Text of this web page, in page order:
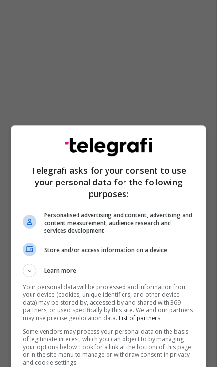
Mujë Krasniqi
Telegrafi asks for your consent to use
your personal data for the following
purposes:
Personalised advertising and content, advertising and
content measurement, audience research and
services development
Store and/or access information on a device
Learn more
Your personal data will be processed and information from
your device (cookies, unique identifiers, and other device
data) may be stored by, accessed by and shared with 369
partners, or used specifically by this site. We and our partners
may use precise geolocation data. List of partners.
Some vendors may process your personal data on the basis
of legitimate interest, which you can object to by managing
your options below. Look for a link at the bottom of this page
or in the site menu to manage or withdraw consent in privacy
and cookie settings.